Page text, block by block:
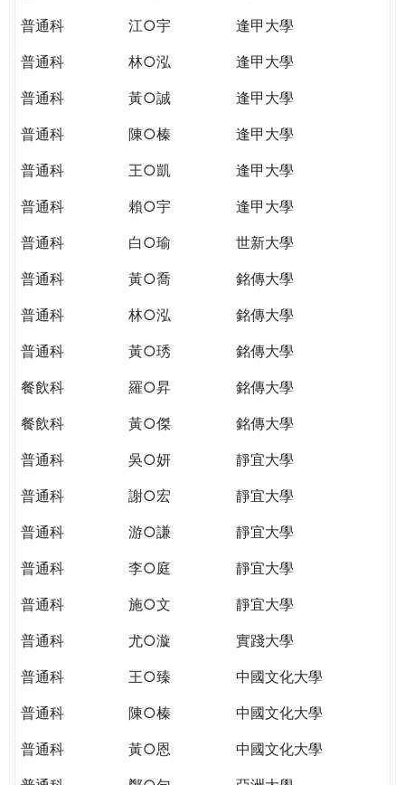
普通科
江○宇
逢甲大學
普通科
林○泓
逢甲大學
普通科
黃○誠
逢甲大學
普通科
陳○榛
逢甲大學
普通科
王○凱
逢甲大學
普通科
賴○宇
逢甲大學
普通科
白○瑜
世新大學
普通科
黃○喬
銘傳大學
普通科
林○泓
銘傳大學
普通科
黃○琇
銘傳大學
餐飲科
羅○昇
銘傳大學
餐飲科
黃○傑
銘傳大學
普通科
吳○妍
靜宜大學
普通科
謝○宏
靜宜大學
普通科
游○謙
靜宜大學
普通科
李○庭
靜宜大學
普通科
施○文
靜宜大學
普通科
尤○漩
實踐大學
普通科
王○臻
中國文化大學
普通科
陳○榛
中國文化大學
普通科
黃○恩
中國文化大學